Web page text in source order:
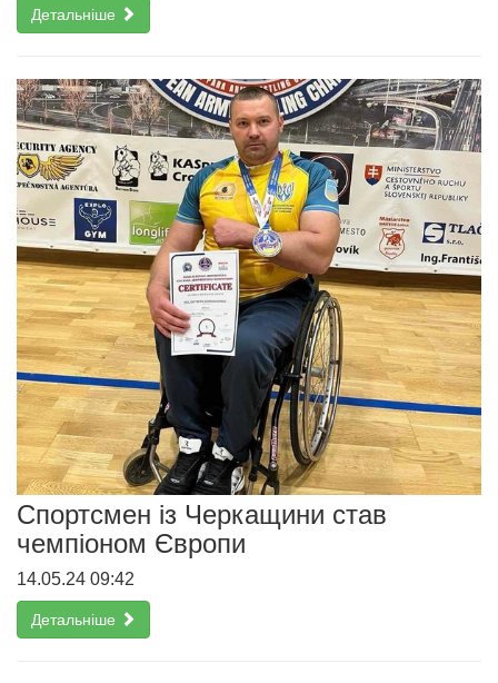
Детальніше
Спортсмен із Черкащини став
чемпіоном Європи
14.05.24 09:42
Детальніше